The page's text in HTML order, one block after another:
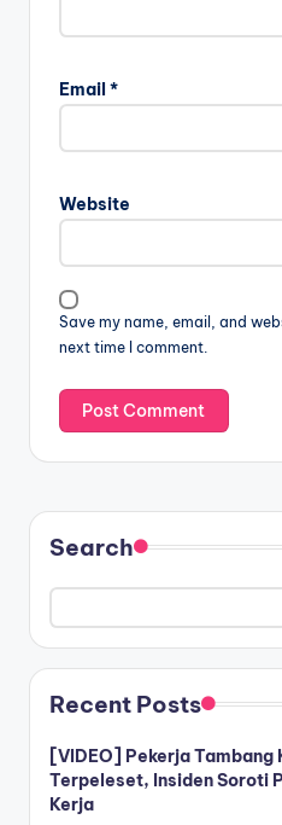
Email *
Website
Save my name, email, and
next time I comment.
Search
Recent Posts
[VIDEO] Pekerja Tambang
Terpeleset, Insiden Soroti
Kerja